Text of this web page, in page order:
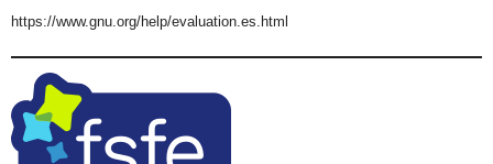
https://www.gnu.org/help/evaluation.es.html